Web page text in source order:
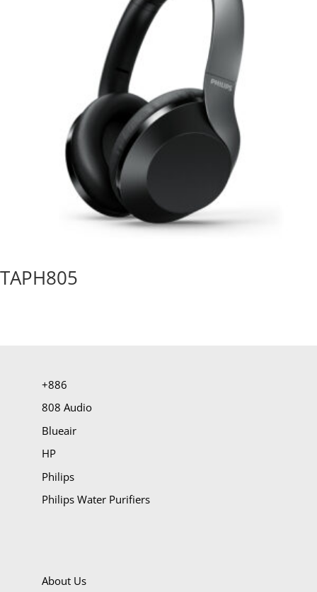
TAPH805
+886
808 Audio
Blueair
HP
Philips
Philips Water Purifiers
About Us